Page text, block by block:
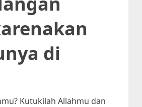
di
Kutukilah Allahmu dan